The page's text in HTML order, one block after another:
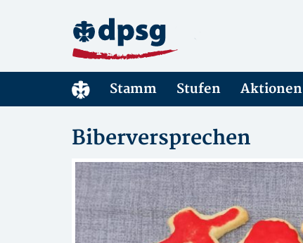
Stamm Stufen Aktionen
Biberversprechen